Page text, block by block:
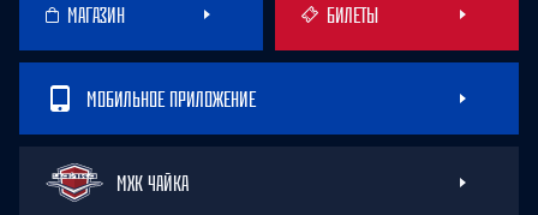
МАГАЗИН БИЛЕТЫ
МОБИЛЬНОЕ ПРИЛОЖЕНИЕ
МХК ЧАЙКА